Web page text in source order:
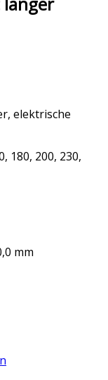
elektrische
180, 200, 230,
mm